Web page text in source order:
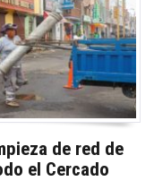
de red de
el Cercado